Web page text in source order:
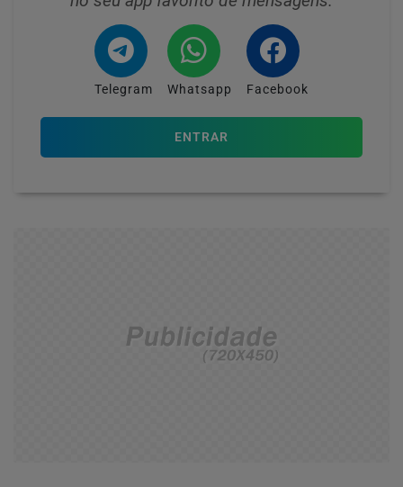
Telegram Whatsapp Facebook
ENTRAR